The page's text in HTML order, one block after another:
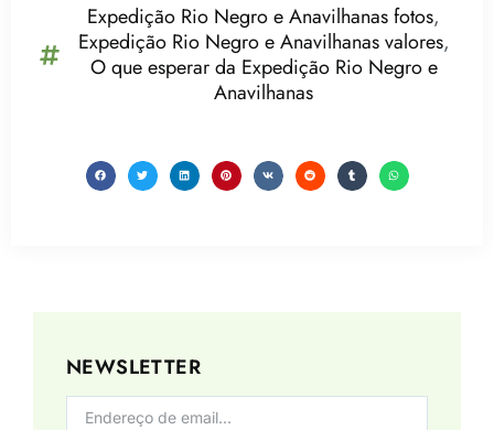
Expedição Rio Negro e Anavilhanas fotos,
Expedição Rio Negro e Anavilhanas valores,
O que esperar da Expedição Rio Negro e
Anavilhanas
NEWSLETTER